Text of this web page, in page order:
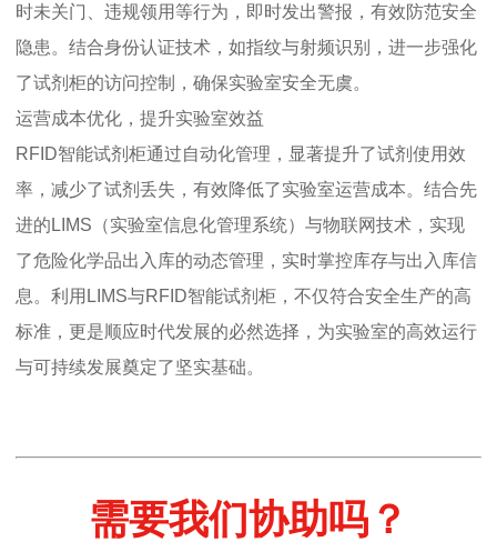
时未关门、违规领用等行为，即时发出警报，有效防范安全
隐患。结合身份认证技术，如指纹与射频识别，进一步强化
了试剂柜的访问控制，确保实验室安全无虞。
运营成本优化，提升实验室效益
RFID智能试剂柜通过自动化管理，显著提升了试剂使用效
率，减少了试剂丢失，有效降低了实验室运营成本。结合先
进的LIMS（实验室信息化管理系统）与物联网技术，实现
了危险化学品出入库的动态管理，实时掌控库存与出入库信
息。利用LIMS与RFID智能试剂柜，不仅符合安全生产的高
标准，更是顺应时代发展的必然选择，为实验室的高效运行
与可持续发展奠定了坚实基础。
需要我们协助吗？